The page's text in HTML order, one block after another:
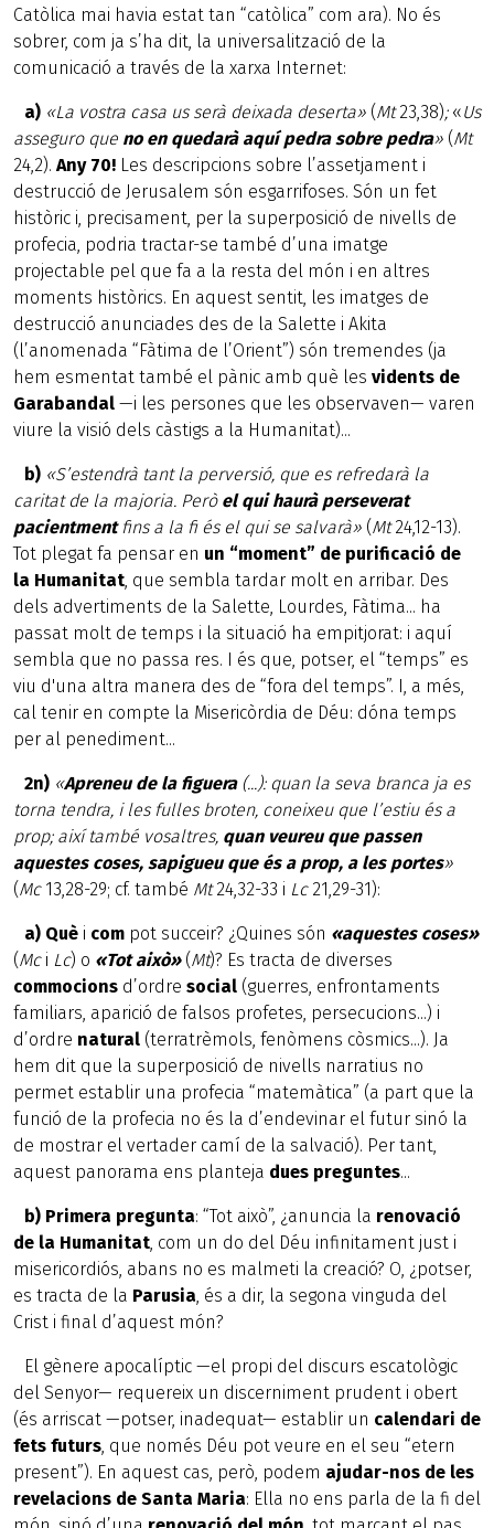
Catòlica mai havia estat tan “catòlica” com ara). No és
sobrer, com ja s’ha dit, la universalització de la
comunicació a través de la xarxa Internet:
a) «La vostra casa us serà deixada deserta» (Mt23,38);«Us
asseguro que no en quedarà aquí pedra sobre pedra» (Mt
24,2). Any 70! Les descripcions sobre l’assetjament i
destrucció de Jerusalem són esgarrifoses. Són un fet
històric i, precisament, per la superposició de nivells de
profecia, podria tractar-se també d’una imatge
projectable pel que fa a la resta del món i en altres
moments històrics. En aquest sentit, les imatges de
destrucció anunciades des de la Salette i Akita
(l’anomenada “Fàtima de l’Orient”) són tremendes (ja
hem esmentat també el pànic amb què les vidents de
Garabandal —i les persones que les observaven— varen
viure la visió dels càstigs a la Humanitat)...
b) «S’estendrà tant la perversió, que es refredarà la
caritat de la majoria. Però el qui haurà perseverat
pacientmentfins a la fi és el qui se salvarà» (Mt24,12-13).
Tot plegat fa pensar en un “moment” de purificació de
la Humanitat, que sembla tardar molt en arribar. Des
dels advertiments de la Salette, Lourdes, Fàtima... ha
passat molt de temps i la situació ha empitjorat: i aquí
sembla que no passa res. I és que, potser, el “temps” es
viu d'una altra manera des de “fora del temps”. I, a més,
cal tenir en compte la Misericòrdia de Déu: dóna temps
per al penediment...
2n) «Apreneu de la figuera(...): quan la seva branca ja es
torna tendra, i les fulles broten, coneixeu que l’estiu és a
prop; així també vosaltres, quan veureu que passen
aquestes coses, sapigueu que és a prop, a les portes»
(Mc13,28-29; cf. també Mt24,32-33 i Lc21,29-31):
a) Què i com pot succeir? ¿Quines són «aquestes coses»
(Mci Lc) o «Tot això»(Mt)? Es tracta de diverses
commocions d’ordre social (guerres, enfrontaments
familiars, aparició de falsos profetes, persecucions...) i
d’ordre natural (terratrèmols, fenòmens còsmics...). Ja
hem dit que la superposició de nivells narratius no
permet establir una profecia “matemàtica” (a part que la
funció de la profecia no és la d’endevinar el futur sinó la
de mostrar el vertader camí de la salvació). Per tant,
aquest panorama ens planteja dues preguntes...
b) Primera pregunta: “Tot això”, ¿anuncia la renovació
de la Humanitat, com un do del Déu infinitament just i
misericordiós, abans no es malmeti la creació? O, ¿potser,
es tracta de la Parusia, és a dir, la segona vinguda del
Crist i final d’aquest món?
El gènere apocalíptic —el propi del discurs escatològic
del Senyor— requereix un discerniment prudent i obert
(és arriscat —potser, inadequat— establir un calendari de
fets futurs, que només Déu pot veure en el seu “etern
present”). En aquest cas, però, podem ajudar-nos de les
revelacions de Santa Maria: Ella no ens parla de la fi del